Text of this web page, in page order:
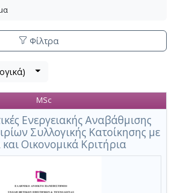
Φίλτρα
Ενεργειακής Αναβάθμισης
Συλλογικής Κατοίκησης με
Οικονομικά Κριτήρια
MSc